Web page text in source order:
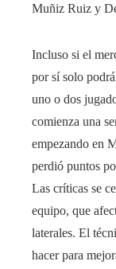
Muñiz Ruiz y
Incluso si el
por sí solo
uno o dos
comienza una
empezando en
perdió puntos
Las críticas se
equipo, que
laterales. El
hacer para